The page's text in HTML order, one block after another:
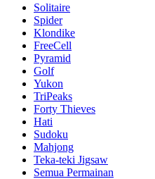
Solitaire
Spider
Klondike
FreeCell
Pyramid
Golf
Yukon
TriPeaks
Forty Thieves
Hati
Sudoku
Mahjong
Teka-teki Jigsaw
Semua Permainan